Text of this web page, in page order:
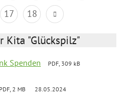
17 18
Kita "Glückspilz"
Spenden
PDF, 309 kB
PDF, 2 MB 28.05.2024